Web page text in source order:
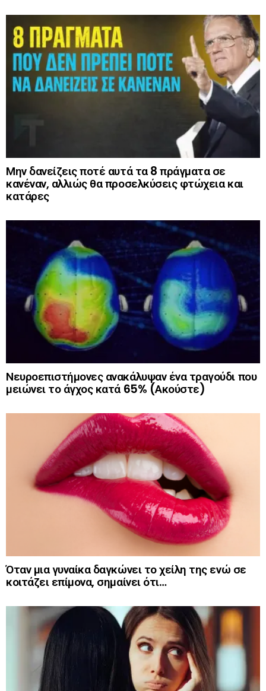
Μην δανείζεις ποτέ αυτά τα 8 πράγματα σε
κανέναν, αλλιώς θα προσελκύσεις φτώχεια και
κατάρες
Νευροεπιστήμονες ανακάλυψαν ένα τραγούδι που
μειώνει το άγχος κατά 65% (Ακούστε)
Όταν μια γυναίκα δαγκώνει το χείλη της ενώ σε
κοιτάζει επίμονα, σημαίνει ότι…